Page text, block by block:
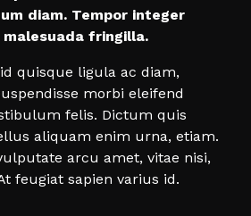
diam. Tempor integer
fringilla.
quisque ligula ac diam,
morbi eleifend
felis. Dictum quis
aliquam enim urna, etiam.
arcu amet, vitae nisi,
feugiat sapien varius id.